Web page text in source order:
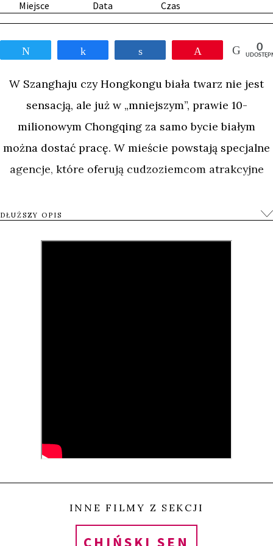
Miejsce Data Czas
Przypnij 0
W Szanghaju czy Hongkongu biała twarz nie jest
sensacją, ale już w „mniejszym”, prawie 10-
milionowym Chongqing za samo bycie białym
można dostać pracę. W mieście powstają specjalne
agencje, które oferują cudzoziemcom atrakcyjne
czy po prostu pojawianie się w miejscach, które
„wypożyczalni cudzoziemców” – innego drapieżnie
rozwijającego się przemysłu. Tak poznał Yanę, 24-
letnią przyjezdną z rolniczego regionu Chin, która
wraz z kolegą prowadzi wypożyczalnię
wyspecjalizowaną dla rynku nieruchomości. Film
DŁUŻSZY OPIS
INNE FILMY Z SEKCJI
CHIŃSKI SEN